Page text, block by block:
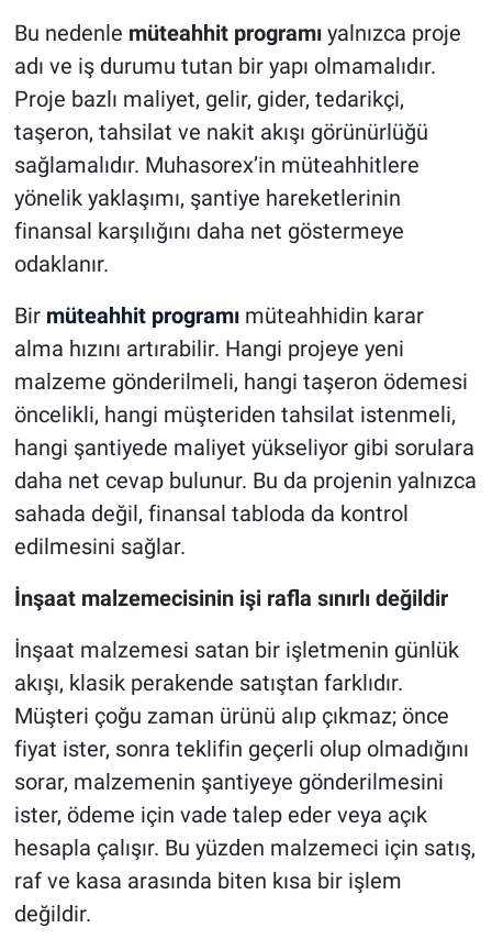
Bu nedenle müteahhit programıyalnızca proje
adı ve iş durumu tutan bir yapı olmamalıdır.
Proje bazlı maliyet, gelir, gider, tedarikçi,
taşeron, tahsilat ve nakit akışı görünürlüğü
sağlamalıdır. Muhasorex’in müteahhitlere
yönelik yaklaşımı, şantiye hareketlerinin
finansal karşılığını daha net göstermeye
odaklanır.
Bir müteahhit programımüteahhidin karar
alma hızını artırabilir. Hangi projeye yeni
malzeme gönderilmeli, hangi taşeron ödemesi
öncelikli, hangi müşteriden tahsilat istenmeli,
hangi şantiyede maliyet yükseliyor gibi sorulara
daha net cevap bulunur. Bu da projenin yalnızca
sahada değil, finansal tabloda da kontrol
edilmesini sağlar.
İnşaat malzemecisinin işi rafla sınırlı değildir
İnşaat malzemesi satan bir işletmenin günlük
akışı, klasik perakende satıştan farklıdır.
Müşteri çoğu zaman ürünü alıp çıkmaz; önce
fiyat ister, sonra teklifin geçerli olup olmadığını
sorar, malzemenin şantiyeye gönderilmesini
ister, ödeme için vade talep eder veya açık
hesapla çalışır. Bu yüzden malzemeci için satış,
raf ve kasa arasında biten kısa bir işlem
değildir.